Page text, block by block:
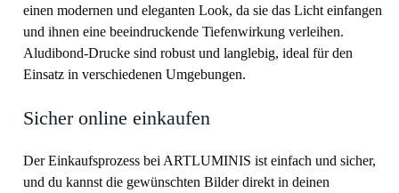
einen modernen und eleganten Look, da sie das Licht einfangen
und ihnen eine beeindruckende Tiefenwirkung verleihen.
Aludibond-Drucke sind robust und langlebig, ideal für den
Einsatz in verschiedenen Umgebungen.
Sicher online einkaufen
Der Einkaufsprozess bei ARTLUMINIS ist einfach und sicher,
und du kannst die gewünschten Bilder direkt in deinen